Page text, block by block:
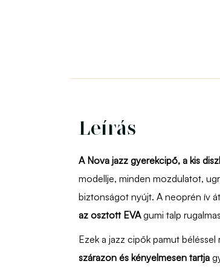
Leírás
A Nova jazz gyerekcipő, a kis
modellje, minden mozdulatot,
biztonságot nyújt. A neoprén ív
az osztott EVA gumi talp
Ezek a jazz cipők pamut
szárazon és kényelmesen tartja